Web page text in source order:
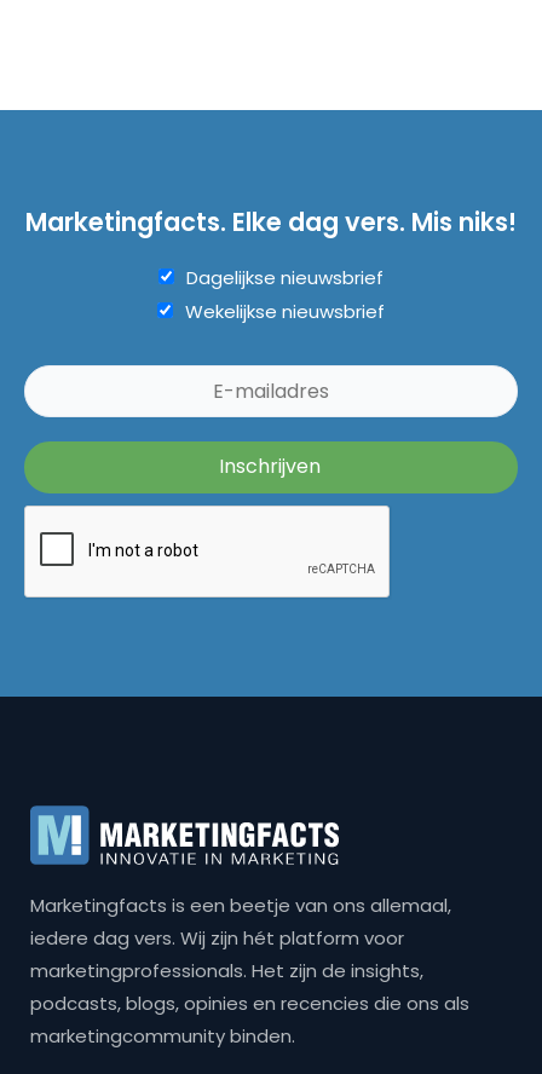
Marketingfacts. Elke dag vers. Mis niks!
Dagelijkse nieuwsbrief
Wekelijkse nieuwsbrief
Marketingfacts is een beetje van ons allemaal,
iedere dag vers. Wij zijn hét platform voor
marketingprofessionals. Het zijn de insights,
podcasts, blogs, opinies en recencies die ons als
marketingcommunity binden.